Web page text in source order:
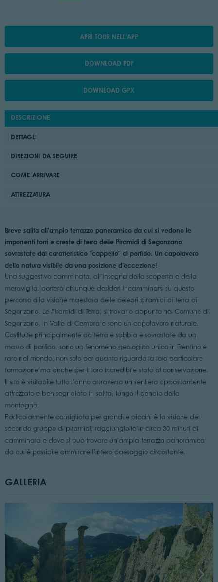
APRI TOUR NELL'APP
DOWNLOAD PDF
DOWNLOAD GPX
DESCRIZIONE
DETTAGLI
DIREZIONI DA SEGUIRE
COME ARRIVARE
ATTREZZATURA
Breve salita all'ampio terrazzo panoramico da cui si vedono le
imponenti torri e creste di terra delle Piramidi di Segonzano
sovrastate dal caratteristico "cappello" di porfido. Un capolavoro
della natura visibile da una posizione d'eccezione!
Una suggestiva camminata, all’insegna della scoperta e della
meraviglia, porterà chiunque desideri incamminarsi su questo
percorso alla visione maestosa delle celebri piramidi di terra di
Segonzano. Le Piramidi di Terra, si trovano appunto nel Comune di
Segonzano, in Valle di Cembra e sono un capolavoro naturale.
Costituite principalmente da terra e sabbia e sovrastate da un
masso di porfido, sono un fenomeno geologico unico in Trentino e
raro nel mondo, non solo per quanto riguarda la loro particolare
formazione ma anche per il loro incredibile stato di conservazione.
Il sito è visitabile tutto l’anno attraverso un sentiero appositamente
attrezzato e ben segnalato in salita, lungo il pendio della
montagna.
Particolarmente consigliata per grandi e piccini è la visione del
secondo gruppo di piramidi, raggiungibile in circa 30 minuti di
camminata e dove si può trovare un'ampia terrazza panoramica
da cui è possibile ammirare l’intero paesaggio circostante.
GALLERIA